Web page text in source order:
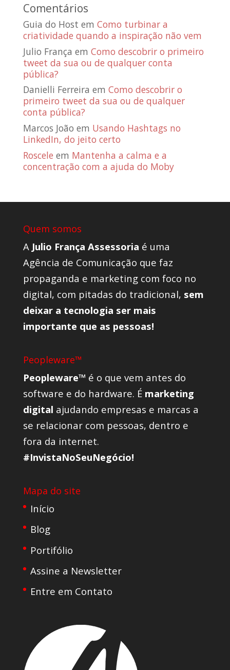
Comentários
Guia do Host em Como turbinar a
criatividade quando a inspiração não vem
Julio França em Como descobrir o primeiro
tweet da sua ou de qualquer conta
pública?
Danielli Ferreira em Como descobrir o
primeiro tweet da sua ou de qualquer
conta pública?
Marcos João em Usando Hashtags no
LinkedIn, do jeito certo
Roscele em Mantenha a calma e a
concentração com a ajuda do Moby
Quem somos
A Julio França Assessoria é uma
Agência de Comunicação que faz
propaganda e marketing com foco no
digital, com pitadas do tradicional, sem
deixar a tecnologia ser mais
importante que as pessoas!
Peopleware™
Peopleware™ é o que vem antes do
software e do hardware. É marketing
digital ajudando empresas e marcas a
se relacionar com pessoas, dentro e
fora da internet.
#InvistaNoSeuNegócio!
Mapa do site
Início
Blog
Portifólio
Assine a Newsletter
Entre em Contato